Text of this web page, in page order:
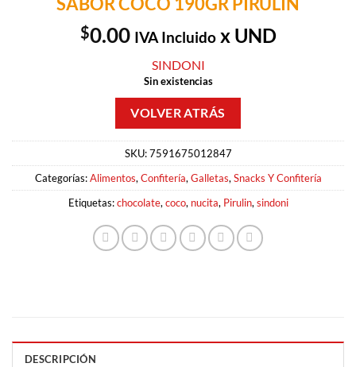
$0.00 IVA Incluidox UND
SINDONI
Sin existencias
SKU:7591675012847
Categorías:Alimentos,Confitería,Galletas,Snacks Y Confitería
Etiquetas:chocolate,coco, nucita, Pirulin,sindoni
DESCRIPCIÓN